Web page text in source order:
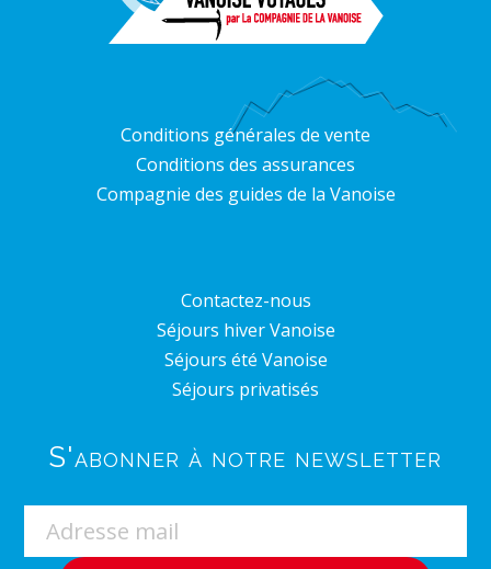
Conditions générales de vente
Conditions des assurances
Compagnie des guides de la Vanoise
Contactez-nous
Séjours hiver Vanoise
Séjours été Vanoise
Séjours privatisés
S'abonner à notre newsletter